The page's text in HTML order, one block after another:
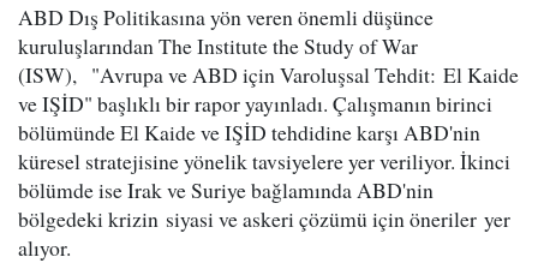
ABD Dış Politikasına yön veren önemli düşünce
kuruluşlarından The Institute the Study of War
(ISW), "Avrupa ve ABD için Varoluşsal Tehdit: El Kaide
ve IŞİD" başlıklı bir rapor yayınladı. Çalışmanın birinci
bölümünde El Kaide ve IŞİD tehdidine karşı ABD'nin
küresel stratejisine yönelik tavsiyelere yer veriliyor. İkinci
bölümde ise Irak ve Suriye bağlamında ABD'nin
bölgedeki krizin siyasi ve askeri çözümü için öneriler yer
alıyor.